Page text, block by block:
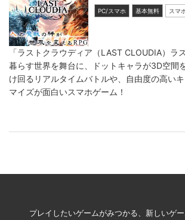
PC/スマホ 基本無料 スマ
「ラストクラウディア（LAST CLOUDIA）ラ
暮らす世界を舞台に、ドットキャラが3D空間
け回るリアルタイムバトルや、自由度の高い
マイズが面白いスマホゲーム！
プレイしたいゲームがみつかる、新しいゲー